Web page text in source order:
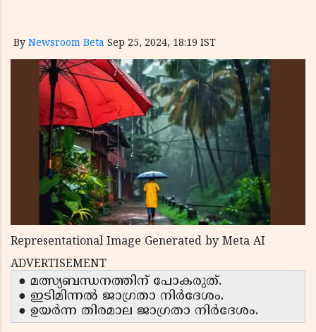
By Newsroom Beta Sep 25, 2024, 18:19 IST
Representational Image Generated by Meta AI
ADVERTISEMENT
● മത്സ്യബന്ധനത്തിന് പോകരുത്.
● ഇടിമിന്നല്‍ ജാഗ്രതാ നിര്‍ദേശം.
● ഉയര്‍ന്ന തിരമാല ജാഗ്രതാ നിര്‍ദേശം.